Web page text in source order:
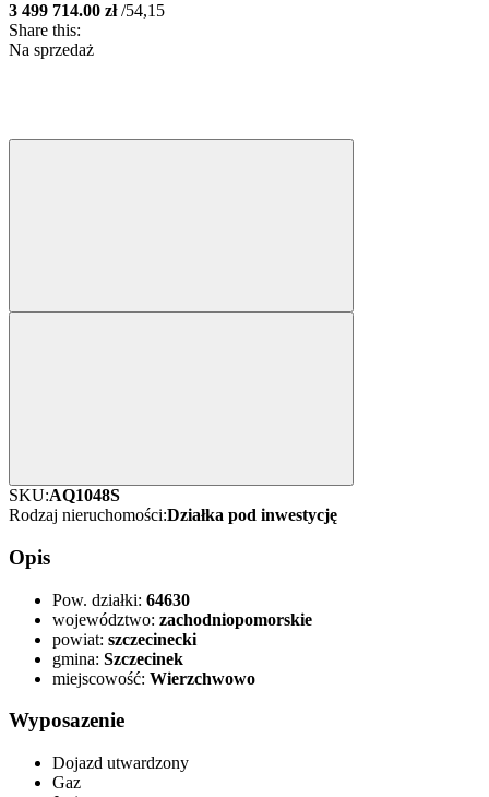
3 499 714.00 zł /54,15
Share this:
Na sprzedaż
SKU:AQ1048S
Rodzaj nieruchomości:Działka pod inwestycję
Opis
Pow. działki: 64630
województwo: zachodniopomorskie
powiat: szczecinecki
gmina: Szczecinek
miejscowość: Wierzchwowo
Wyposazenie
Dojazd utwardzony
Gaz